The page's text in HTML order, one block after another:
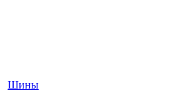
Шины